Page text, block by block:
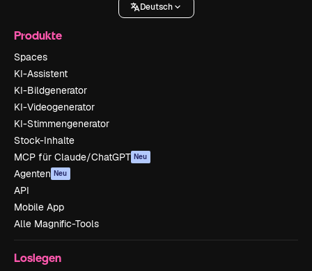
Deutsch
Produkte
Spaces
KI-Assistent
KI-Bildgenerator
KI-Videogenerator
KI-Stimmengenerator
Stock-Inhalte
MCP für Claude/ChatGPT Neu
Agenten Neu
API
Mobile App
Alle Magnific-Tools
Loslegen